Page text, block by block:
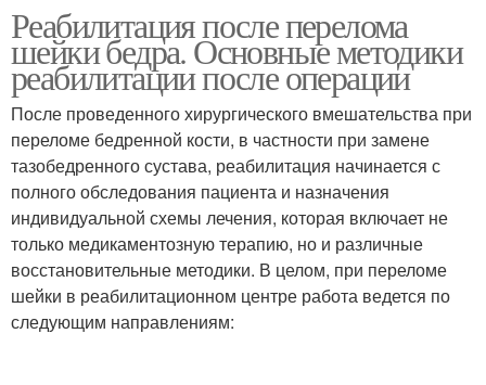
Реабилитация после перелома
шейки бедра. Основные методики
реабилитации после операции
После проведенного хирургического вмешательства при
переломе бедренной кости, в частности при замене
тазобедренного сустава, реабилитация начинается с
полного обследования пациента и назначения
индивидуальной схемы лечения, которая включает не
только медикаментозную терапию, но и различные
восстановительные методики. В целом, при переломе
шейки в реабилитационном центре работа ведется по
следующим направлениям: